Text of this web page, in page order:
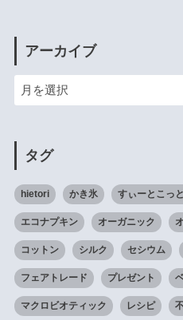
アーカイブ
タグ
hietori かき氷 すぃーとこっ
エコナプキン オーガニック
コットン シルク セシウム
フェアトレード プレゼント
マクロビオティック レシピ